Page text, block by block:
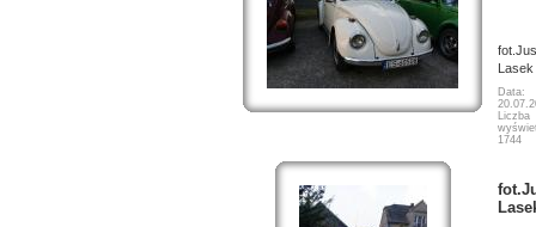
Lasek
Data:
Liczba
1744